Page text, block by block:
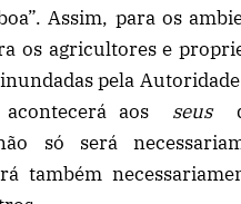
Assim, para os
os agricultores e
pela
acontecerá aos seus
só será
também